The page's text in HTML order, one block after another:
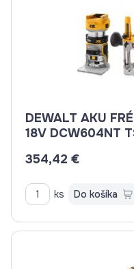
DEWALT AKU FRÉZA KOMBINOVANÁ 8MM
18V DCW604NT
354,42 €
ks Do košíka